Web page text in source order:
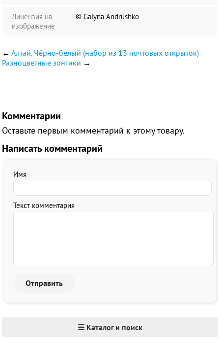
Лицензия на
изображение
© Galyna Andrushko
←Алтай. Чёрно-белый (набор из 13 почтовых открыток)
Разноцветные зонтики →
Комментарии
Оставьте первым комментарий к этому товару.
Написать комментарий
Имя
Текст комментария
☰ Каталог и поиск